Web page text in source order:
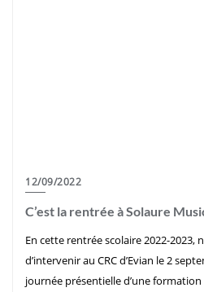
12/09/2022
C’est la rentrée à Solaure
En cette rentrée scolaire 2022-2023,
d’intervenir au CRC d’Evian le 2
journée présentielle d’une